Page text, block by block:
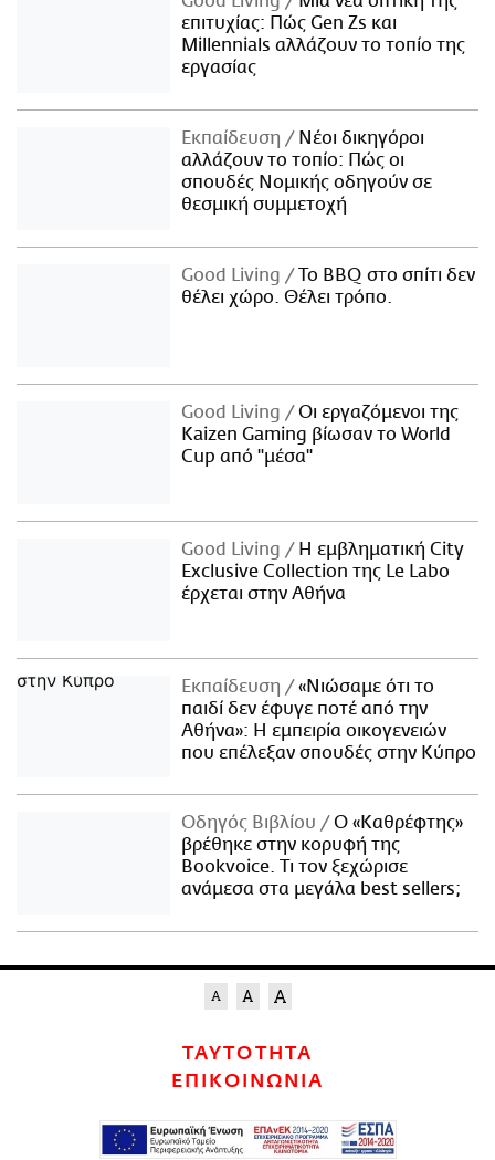
επιτυχίας: Πώς Gen Zs και
Millennials αλλάζουν το τοπίο της
εργασίας
Εκπαίδευση
Νέοι δικηγόροι
αλλάζουν το τοπίο: Πώς οι
σπουδές Νομικής οδηγούν σε
θεσμική συμμετοχή
Good Living
Το BBQ στο σπίτι δεν
θέλει χώρο. Θέλει τρόπο.
Good Living
Οι εργαζόμενοι της
Kaizen Gaming βίωσαν το World
Cup από "μέσα"
Good Living
Η εμβληματική City
Exclusive Collection της Le Labo
έρχεται στην Αθήνα
Εκπαίδευση
«Νιώσαμε ότι το
παιδί δεν έφυγε ποτέ από την
Αθήνα»: Η εμπειρία οικογενειών
που επέλεξαν σπουδές στην Κύπρο
Οδηγός Βιβλίου
Ο «Καθρέφτης»
βρέθηκε στην κορυφή της
Bookvoice. Τι τον ξεχώρισε
ανάμεσα στα μεγάλα best sellers;
ΤΑΥΤΟΤΗΤΑ
ΕΠΙΚΟΙΝΩΝΙΑ